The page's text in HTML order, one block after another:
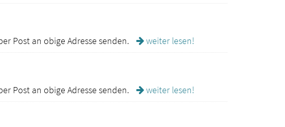
Post an obige Adresse senden. weiter lesen!
Post an obige Adresse senden. weiter lesen!